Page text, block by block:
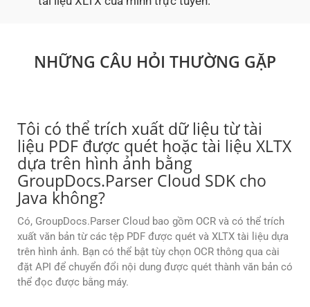
NHỮNG CÂU HỎI THƯỜNG GẶP
Tôi có thể trích xuất dữ liệu từ tài
liệu PDF được quét hoặc tài liệu XLTX
dựa trên hình ảnh bằng
GroupDocs.Parser Cloud SDK cho
Java không?
Có, GroupDocs.Parser Cloud bao gồm OCR và có thể trích
xuất văn bản từ các tệp PDF được quét và XLTX tài liệu dựa
trên hình ảnh. Bạn có thể bật tùy chọn OCR thông qua cài
đặt API để chuyển đổi nội dung được quét thành văn bản có
thể đọc được bằng máy.